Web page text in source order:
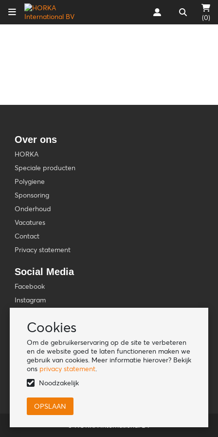
Cookies
Om de gebruikerservaring op de site te verbeteren
en de website goed te laten functioneren maken we
gebruik van cookies. Meer informatie hierover? Bekijk
ons privacy statement.
Noodzakelijk
(0)
Over ons
HORKA
Speciale producten
Polygiene
Sponsoring
Onderhoud
Vacatures
Contact
Privacy statement
Social Media
Facebook
Instagram
TikTok
Tools
Lookbook
Nieuwe klant
© HORKA International BV